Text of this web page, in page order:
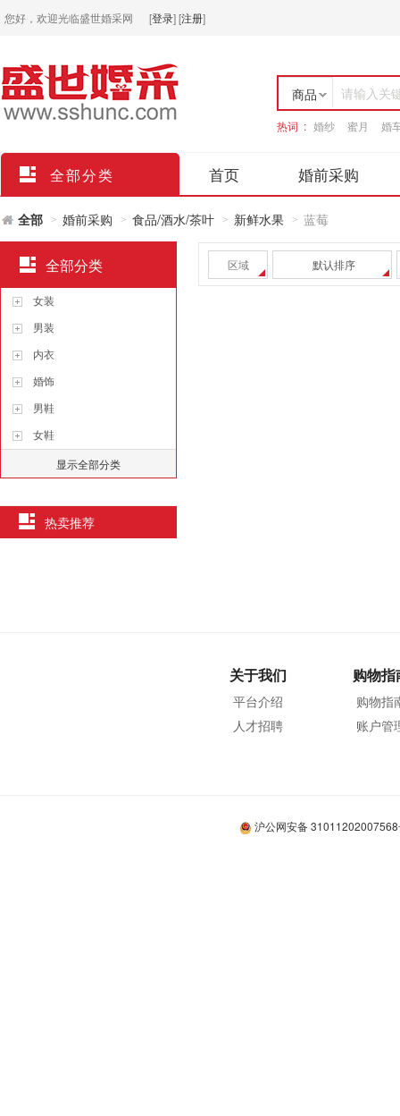
您好，欢迎光临盛世婚采网 [登录][注册]
商品
店铺
请输入关
热词 : 婚纱 蜜月 婚
全部分类 首页 婚前采购
全部 > 婚前采购 > 食品/酒水/茶叶 > 新鲜水果 > 蓝莓
区域 默认排序
全部分类
女装
男装
内衣
婚饰
男鞋
女鞋
显示全部分类
热卖推荐
关于我们
平台介绍
人才招聘
购物指
购物指
账户管
沪公网安备 31011202007568